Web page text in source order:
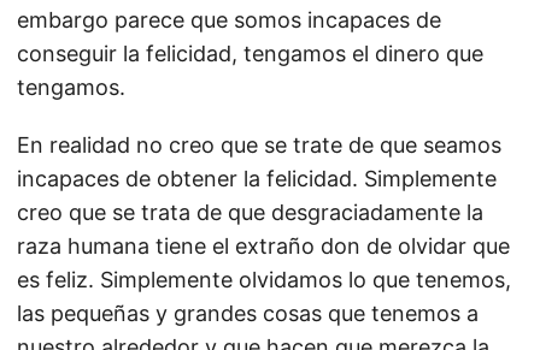
embargo parece que somos incapaces de
conseguir la felicidad, tengamos el dinero que
tengamos.
En realidad no creo que se trate de que seamos
incapaces de obtener la felicidad. Simplemente
creo que se trata de que desgraciadamente la
raza humana tiene el extraño don de olvidar que
es feliz. Simplemente olvidamos lo que tenemos,
las pequeñas y grandes cosas que tenemos a